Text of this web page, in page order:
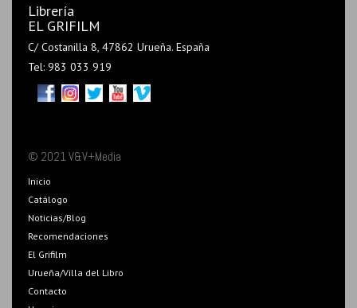
Librería
EL GRIFILM
C/ Costanilla 8, 47862 Urueña. España
Tel: 983 033 919
© 2021 V&V+Media
Inicio
Catálogo
Noticias/Blog
Recomendaciones
El Grifilm
Urueña/Villa del Libro
Contacto